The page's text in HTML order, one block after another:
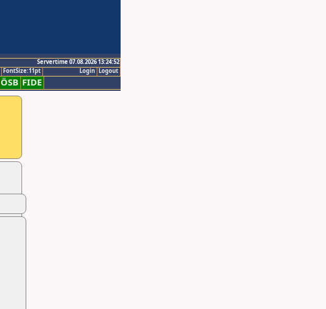
Servertime 07.08.2026 13:24:52
Logout
Login
FontSize:11pt
ÖSB FIDE